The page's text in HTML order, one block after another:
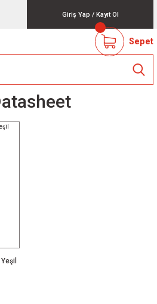
Giriş Yap / Kayıt Ol
Sepet